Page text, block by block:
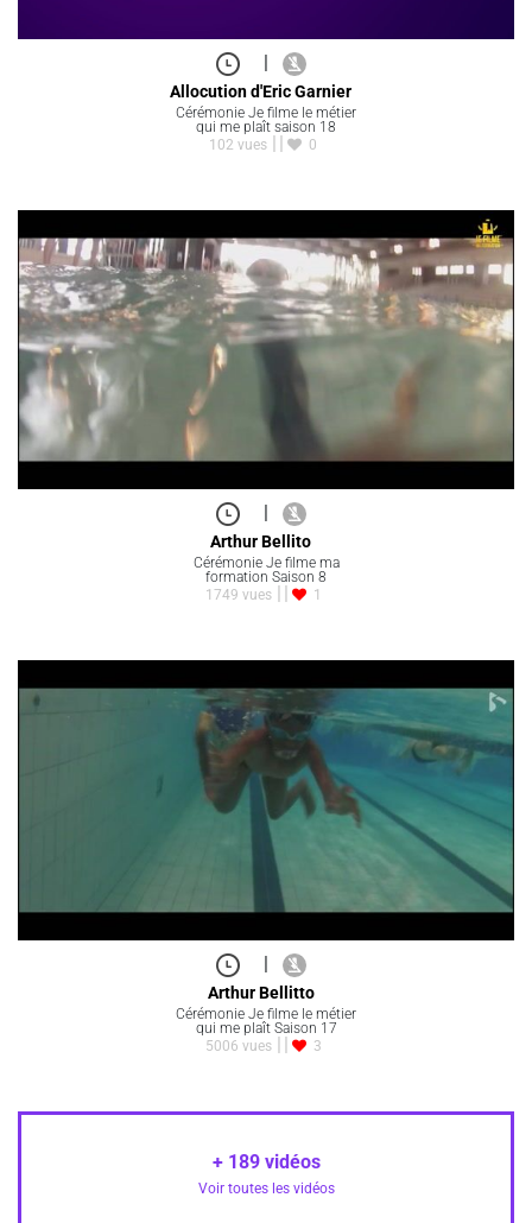
|
Allocution d'Eric Garnier
Cérémonie Je filme le métier
qui me plaît saison 18
102 vues
0
Arthur Bellito
Cérémonie Je filme ma
formation Saison 8
1749 vues
1
|
Arthur Bellitto
Cérémonie Je filme le métier
qui me plaît Saison 17
5006 vues
3
+ 189vidéos
Voir toutes les vidéos